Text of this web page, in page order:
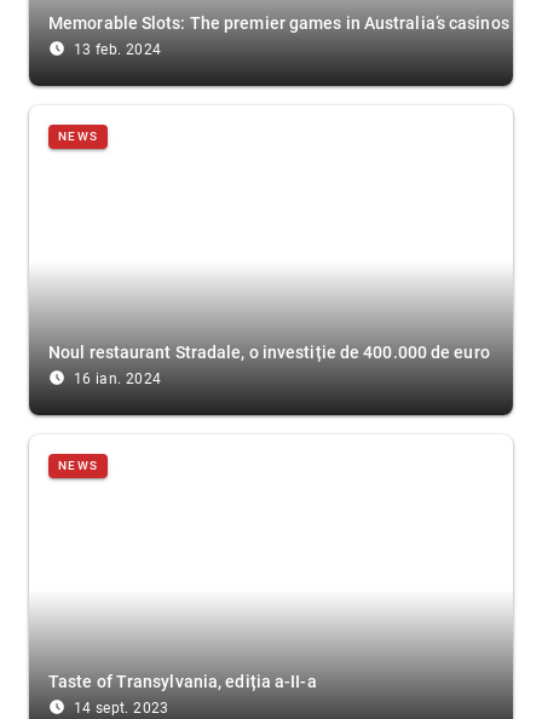
Memorable Slots: The premier games in Australia’s casinos
access_time_filled 13 feb. 2024
NEWS
Noul restaurant Stradale, o investiție de 400.000 de euro
access_time_filled 16 ian. 2024
NEWS
Taste of Transylvania, ediția a-II-a
access_time_filled 14 sept. 2023